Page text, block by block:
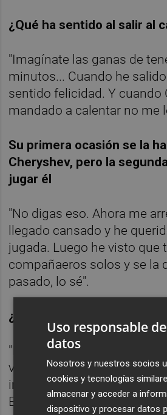
¿Qué ha sentido al salir al
"Imagínate las ganas de
minutos... Cuando he
sentido felicidad. Y cuando
mandado a calentar no me
Su primera ocasión se la
Cheryshev, pero la
jugar él
"No digas eso. Ahora me
llegado cansado y he
jugada. Luego he visto que
compañaeros solos y se la
pasado, lo sé".
¿Qué le ha parecido San
"Este estadio aprieta
visto el estadio por primera
imaginado jugando y al final
Estoy muy contento por los
Uso responsable
datos
Nosotros y nuestros socios
cookies y tecnologías
almacenar y acceder a
dispositivo y procesar datos